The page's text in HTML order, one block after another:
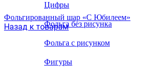
Цифры
Фольга без рисунка
Фольга с рисунком
Фигуры
Фольгированный шар «С Юбилеем»
Назад к товарам